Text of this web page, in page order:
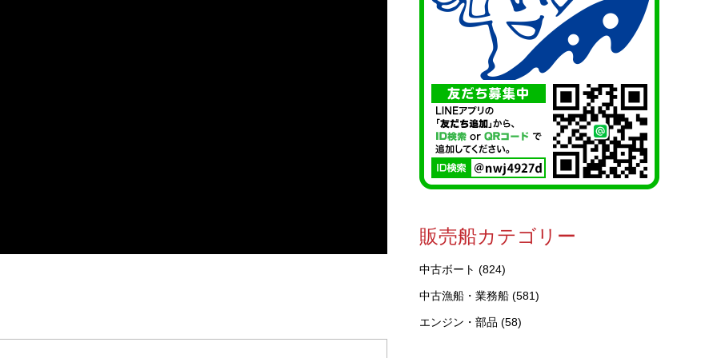
販売船カテゴリー
中古ボート (824)
中古漁船・業務船 (581)
エンジン・部品 (58)